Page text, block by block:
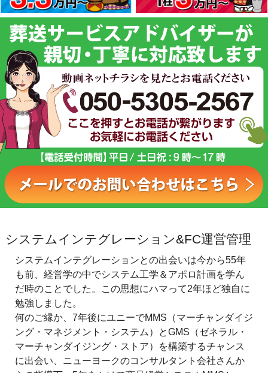
システムインテグレーション&FC運営管理
システムインテグレーションとの出会いは今から55年
も前、経営学の中でシステム工学＆アポロ計画を学ん
だ時のことでした。この思想にハマって2年ほど独自に
勉強しました。
何のご縁か、7年後にユニーでMMS（マーチャンダイジ
ング・マネジメント・システム）とGMS（ゼネラル・
マーチャンダイジング・ストア）を構築するチャンス
に出会い、ニューヨークのコンサルタント会社さんか